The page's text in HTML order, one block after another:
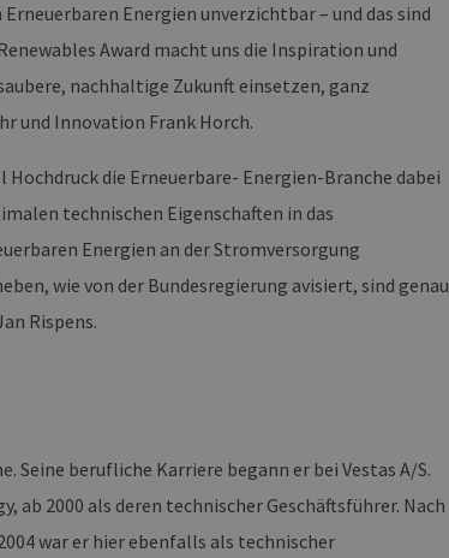
Energien unverzichtbar – und das sind
Award macht uns die Inspiration und
nachhaltige Zukunft einsetzen, ganz
und Innovation Frank Horch.
die Erneuerbare- Energien-Branche dabei
technischen Eigenschaften in das
Energien an der Stromversorgung
wie von der Bundesregierung avisiert, sind genau
Rispens.
Seine berufliche Karriere begann er bei Vestas A/S.
ab 2000 als deren technischer Geschäftsführer. Nach
war er hier ebenfalls als technischer